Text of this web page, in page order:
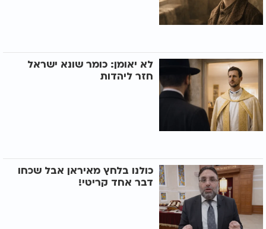
לא יאומן: כומר שונא ישראל
חזר ליהדות
כולנו בלחץ מאיראן אבל שכחו
דבר אחד קריטי!